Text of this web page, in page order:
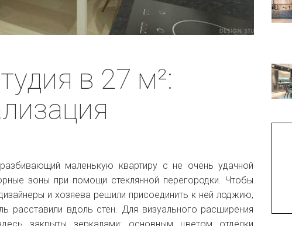
в 27 м²:
маленькую квартиру с не очень удачной
зоны при помощи стеклянной перегородки. Чтобы
и хозяева решили присоединить к ней лоджию,
расставили вдоль стен. Для визуального расширения
закрыты зеркалами; основным цветом отделки